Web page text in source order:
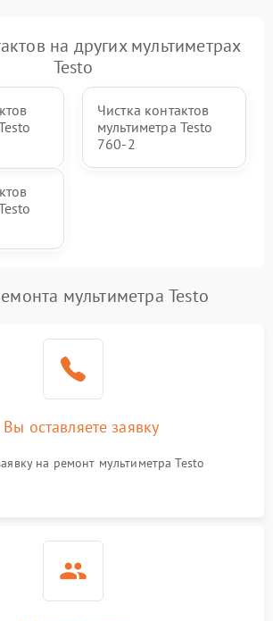
на других мультиметрах
Testo
Чистка контактов
мультиметра Testo
760-2
мультиметра Testo
Вы оставляете заявку
на ремонт мультиметра Testo